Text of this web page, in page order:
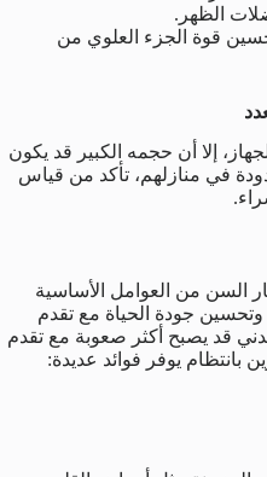
الظهر.
قوة الجزء العلوي من
إلا أن حجمه الكبير قد يكون
في منازلهم، تأكد من قياس
السن من العوامل الأساسية
جودة الحياة مع تقدم
قد يصبح أكثر صعوبة مع تقدم
بانتظام يوفر فوائد عديدة: